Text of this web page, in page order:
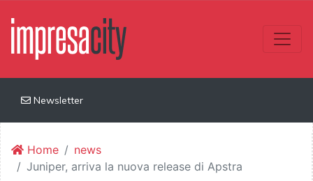
Newsletter
Home
news
Juniper, arriva la nuova release di Apstra